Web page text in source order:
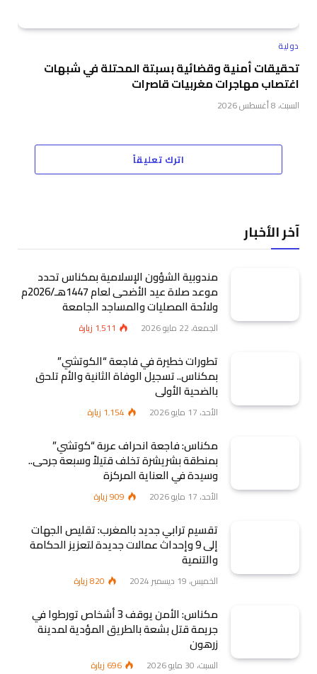
دولية
تحقيقات أمنية وقضائية بسبتة المحتلة في شبهات
اغتصاب مهاجرات مغربيات قاصرات
السبت، 8 أغسطس 2026
اترك تعليقاً
آخر الأخبار
مندوبية الشؤون الإسلامية بمكناس تحدد
موعد صلاة عيد الأضحى لعام 1447هـ/2026م
ولائحة المصليات والمساجد الجامعة
الجمعة، 22 مايو 2026 1٬511 زيارة
تطورات خطيرة في فاجعة “الكوتشي”
بمكناس.. تسجيل الوفاة الثانية والأم تلحق
بالضحية الأولى
الأحد، 17 مايو 2026 1٬154 زيارة
مكناس: فاجعة انحراف عربة “كوتشي”
بمنطقة بشريشرة تخلف قتيلاً وسبعة جرحى..
وسيدة في العناية المركزة
الأحد، 17 مايو 2026 909زيارة
تقسيم ترابي جديد بالمغرب: تقليص الجهات
إلى 9 وإحداث عمالات جديدة لتعزيز الحكامة
والتنمية
الخميس، 19 ديسمبر 2024 820زيارة
مكناس: الأمن يوقف 3 أشخاص تورطوا في
جريمة قتل بشعة بالطريق المؤدية لمدينة
زرهون
السبت، 30 مايو 2026 696 زيارة